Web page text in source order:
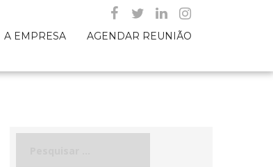
A EMPRESA AGENDAR REUNIÃO